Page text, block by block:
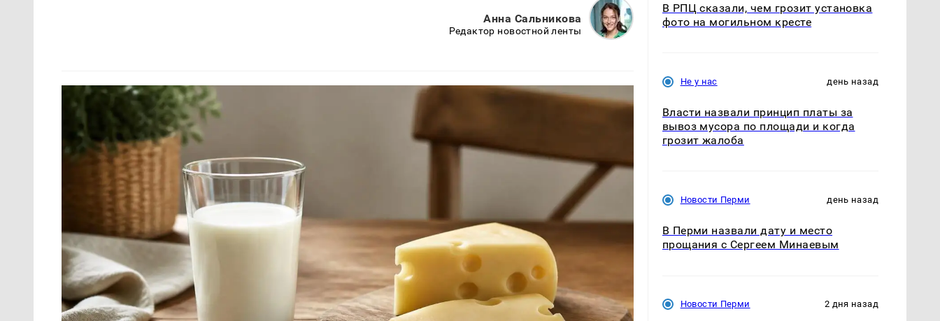
Анна Сальникова
Редактор новостной ленты
В РПЦ сказали, чем грозит установка
фото на могильном кресте
Не у нас день назад
Власти назвали принцип платы за
вывоз мусора по площади и когда
грозит жалоба
Новости Перми день назад
В Перми назвали дату и место
прощания с Сергеем Минаевым
Новости Перми 2 дня назад